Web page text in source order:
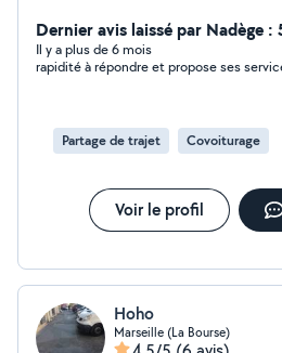
des spécialités marocaines ,parfois je peux aussi
dans des mariages ou autres
vous et à bientôt!!!!!
Dernier avis laissé par Nadège :
Il y a plus de 6 mois
rapidité à répondre et propose ses
Partage de trajet Covoiturage
Voir le profil
Hoho
Marseille (La Bourse)